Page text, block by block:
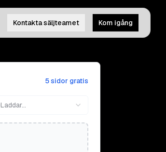
Kontakta säljteamet Kom igång
5 sidor gratis
Laddar...